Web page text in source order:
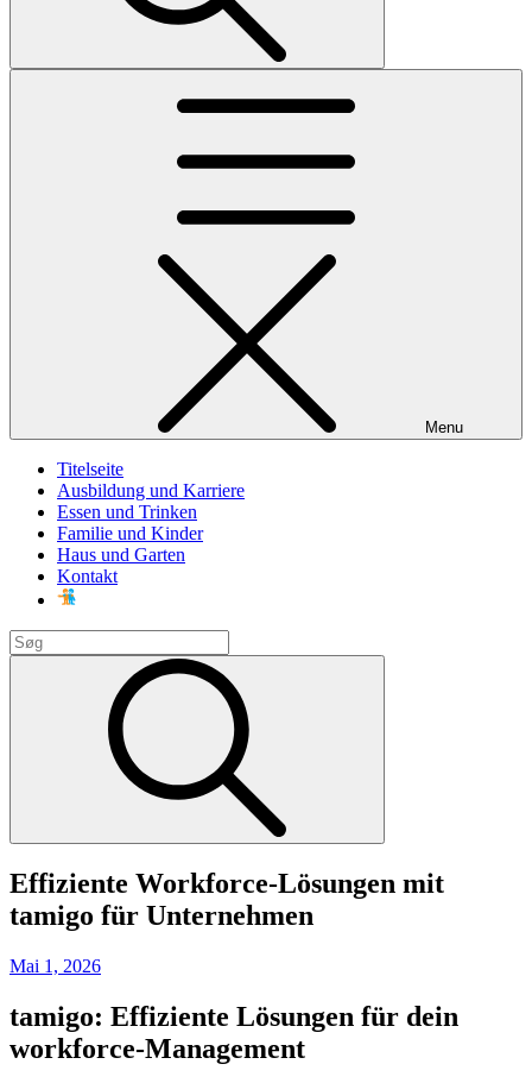
Menu
Titelseite
Ausbildung und Karriere
Essen und Trinken
Familie und Kinder
Haus und Garten
Kontakt
Search
for:
Effiziente Workforce-Lösungen mit
tamigo für Unternehmen
Posted
Mai 1, 2026
tamigo: Effiziente Lösungen für dein
workforce-Management